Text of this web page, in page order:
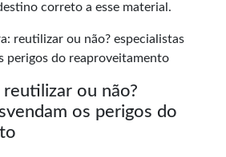
correto a esse material.
ou não?
os perigos do